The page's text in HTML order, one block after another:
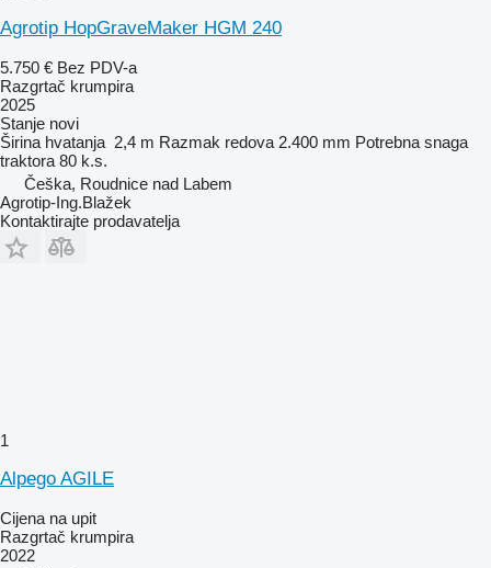
Agrotip HopGraveMaker HGM 240
5.750 € Bez PDV-a
Razgrtač krumpira
2025
Stanje novi
Širina hvatanja 2,4 m Razmak redova 2.400 mm Potrebna snaga
traktora 80 k.s.
Češka, Roudnice nad Labem
Agrotip-Ing.Blažek
Kontaktirajte prodavatelja
1
Alpego AGILE
Cijena na upit
Razgrtač krumpira
2022